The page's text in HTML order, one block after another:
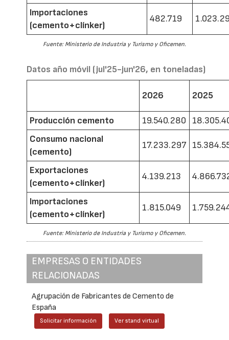
Importaciones
(cemento+clínker)
482.719
Fuente: Ministerio de Industria y Turismo y Oficemen.
Datos año móvil (jul'25-jun'26, en toneladas)
2026 2025
Producción cemento 19.540.280
Consumo nacional
(cemento)
17.233.297
Exportaciones
(cemento+clínker)
4.139.213
Importaciones
(cemento+clínker)
1.815.049
Fuente: Ministerio de Industria y Turismo y Oficemen.
EMPRESAS O ENTIDADES
RELACIONADAS
Agrupación de Fabricantes de Cemento de
España
Solicitar información Ver stand virtual